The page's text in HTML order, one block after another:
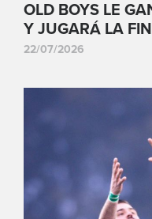
OLD BOYS LE
Y JUGARÁ LA
22/07/2026